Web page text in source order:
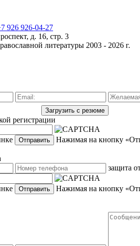
926 926-04-27
д. 16, стр. 3
литературы 2003 - 2026 г.
регистрации
Нажимая на кнопку
защита
Нажимая на кнопку